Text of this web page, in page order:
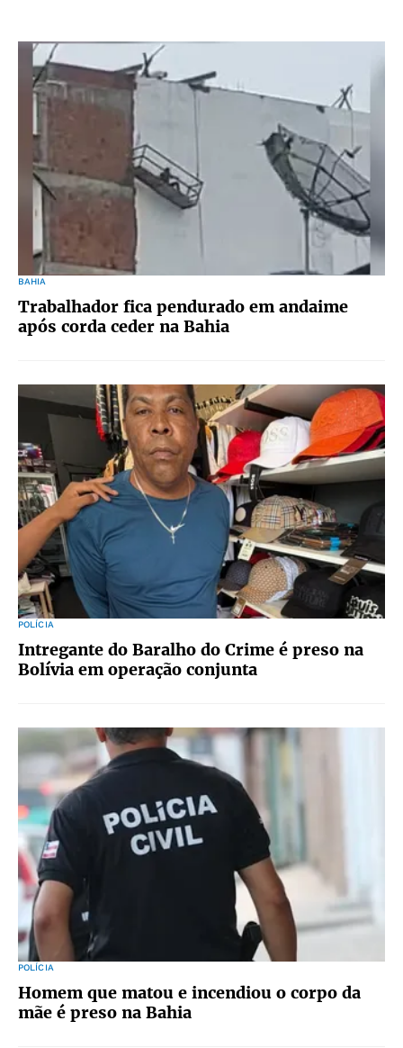
BAHIA
Trabalhador fica pendurado em andaime
após corda ceder na Bahia
POLÍCIA
Intregante do Baralho do Crime é preso na
Bolívia em operação conjunta
POLÍCIA
Homem que matou e incendiou o corpo da
mãe é preso na Bahia